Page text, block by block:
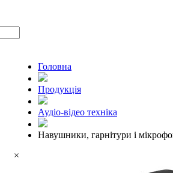
Головна
Продукцiя
Аудіо-відео техніка
Навушники, гарнітури і
×